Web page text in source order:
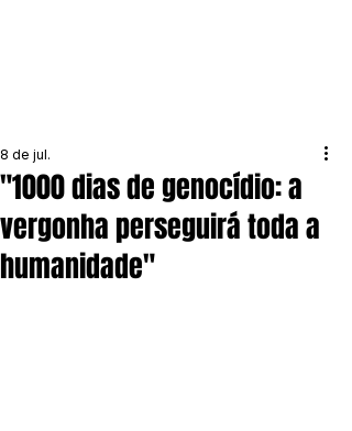
"1000 dias de genocídio: a
vergonha perseguirá toda a
humanidade"
8 de jul.